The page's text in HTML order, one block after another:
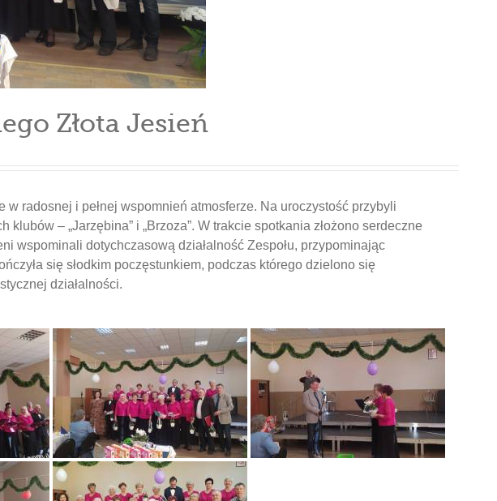
Złota Jesień
w radosnej i pełnej wspomnień atmosferze. Na uroczystość przybyli
– „Jarzębina” i „Brzoza”. W trakcie spotkania złożono serdeczne
wspominali dotychczasową działalność Zespołu, przypominając
się słodkim poczęstunkiem, podczas którego dzielono się
działalności.